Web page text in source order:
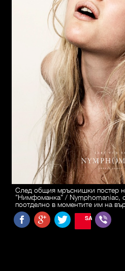
След общия мръснишки постер
"Нимфоманка" / Nymphomaniac,
поотделно в моментите им на
SAVE